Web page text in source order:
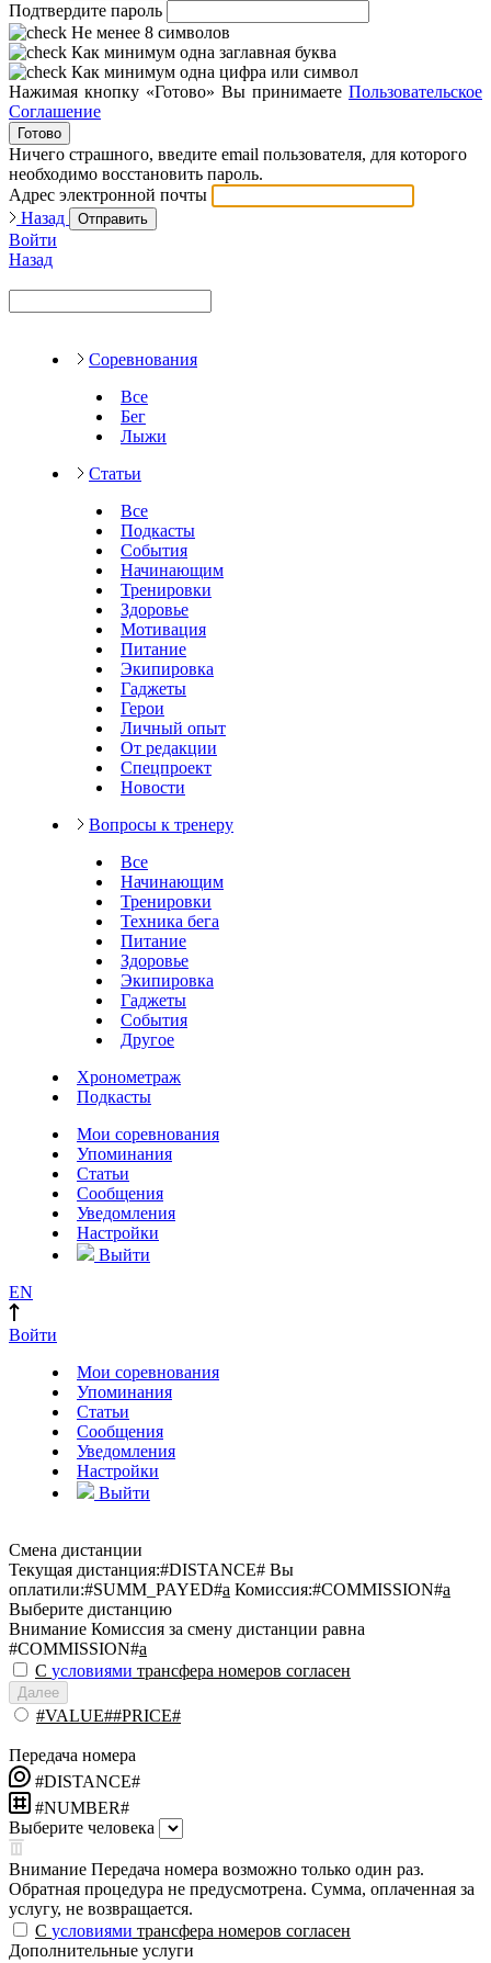
Подтвердите пароль
Не менее 8 символов
Как минимум одна заглавная буква
Как минимум одна цифра или символ
Нажимая кнопку «Готово» Вы принимаете Пользовательское
Соглашение
Готово
Ничего страшного, введите email пользователя, для которого
необходимо восстановить пароль.
Адрес электронной почты
Назад
Отправить
Войти
Назад
Соревнования
Все
Бег
Лыжи
Статьи
Все
Подкасты
События
Начинающим
Тренировки
Здоровье
Мотивация
Питание
Экипировка
Гаджеты
Герои
Личный опыт
От редакции
Спецпроект
Новости
Вопросы к тренеру
Все
Начинающим
Тренировки
Техника бега
Питание
Здоровье
Экипировка
Гаджеты
События
Другое
Хронометраж
Подкасты
Мои соревнования
Упоминания
Статьи
Сообщения
Уведомления
Настройки
Выйти
EN
Войти
Мои соревнования
Упоминания
Статьи
Сообщения
Уведомления
Настройки
Выйти
Смена дистанции
Текущая дистанция:#DISTANCE# Вы
оплатили:#SUMM_PAYED#a Комиссия:#COMMISSION#a
Выберите дистанцию
Внимание Комиссия за смену дистанции равна
#COMMISSION#a
С условиями трансфера номеров согласен
Далее
#VALUE##PRICE#
Передача номера
#DISTANCE#
#NUMBER#
Выберите человека
Внимание Передача номера возможно только один раз.
Обратная процедура не предусмотрена. Сумма, оплаченная за
услугу, не возвращается.
С условиями трансфера номеров согласен
Дополнительные услуги